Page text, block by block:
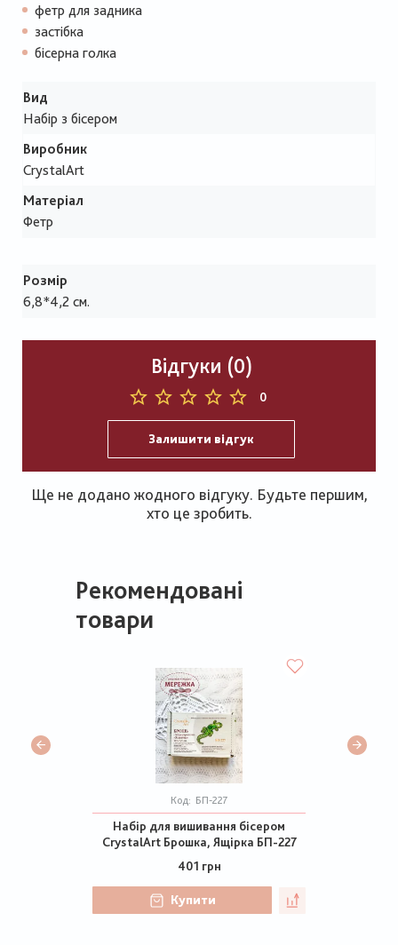
фетр для задника
застібка
бісерна голка
Вид
Набір з бісером
Виробник
CrystalArt
Матеріал
Фетр
Розмір
6,8*4,2 см.
Відгуки (0)
0
Залишити відгук
Ще не додано жодного відгуку. Будьте першим,
хто це зробить.
Рекомендовані
товари
Код: БП-227
Набір для вишивання бісером
CrystalArt Брошка, Ящірка БП-227
401 грн
Купити